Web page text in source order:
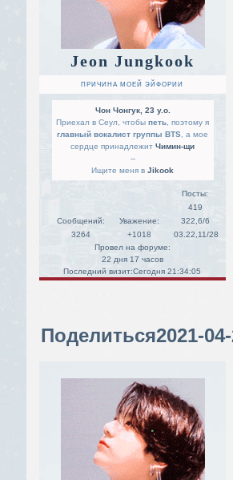
Jeon Jungkook
ПРИЧИНА МОЕЙ ЭЙФОРИИ
Чон Чонгук, 23 y.o.
Приехал в Сеул, чтобы петь , поэтому я
главный вокалист группы BTS , а мое
сердце принадлежит Чимин-щи
--
Ищите меня в Jikook
Сообщений:
3264
Уважение:
+1018
Посты:
419
322,6/6
03.22,11/28
Провел на форуме:
22 дня 17 часов
Последний визит:Сегодня 21:34:05
Поделиться2021-